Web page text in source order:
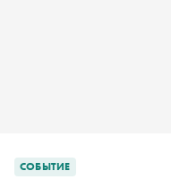
СОБЫТИЕ